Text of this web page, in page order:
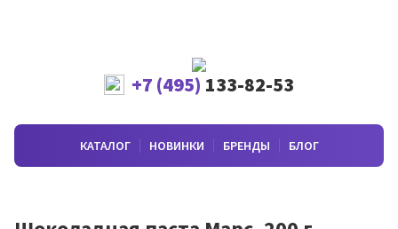
+7 (495) 133-82-53
КАТАЛОГ НОВИНКИ БРЕНДЫ БЛОГ